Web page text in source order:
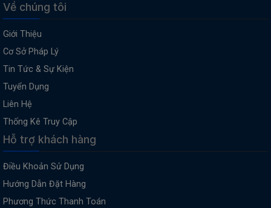
Về chúng tôi
Giới Thiệu
Cơ Sở Pháp Lý
Tin Tức & Sự Kiện
Tuyển Dụng
Liên Hệ
Thống Kê Truy Cập
Hỗ trợ khách hàng
Điều Khoản Sử Dụng
Hướng Dẫn Đặt Hàng
Phương Thức Thanh Toán